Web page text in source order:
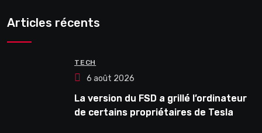
Articles récents
TECH
6 août 2026
La version du FSD a grillé l’ordinateur
de certains propriétaires de Tesla